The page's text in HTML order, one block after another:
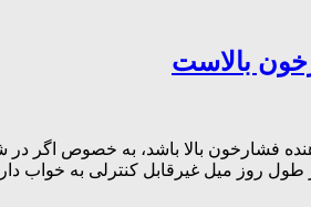
بالاست
فشارخون بالا باشد، به خصوص اگر
روز میل غیرقابل کنترلی به خواب